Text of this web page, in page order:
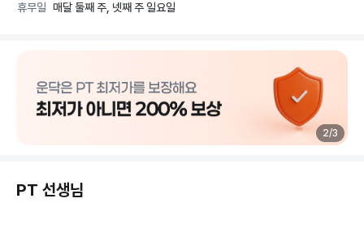
휴무일
매달 둘째 주, 넷째 주 일요일
2/3
PT 선생님